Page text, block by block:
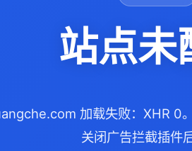
站点未
加载失败：XHR 0
关闭广告拦截插件